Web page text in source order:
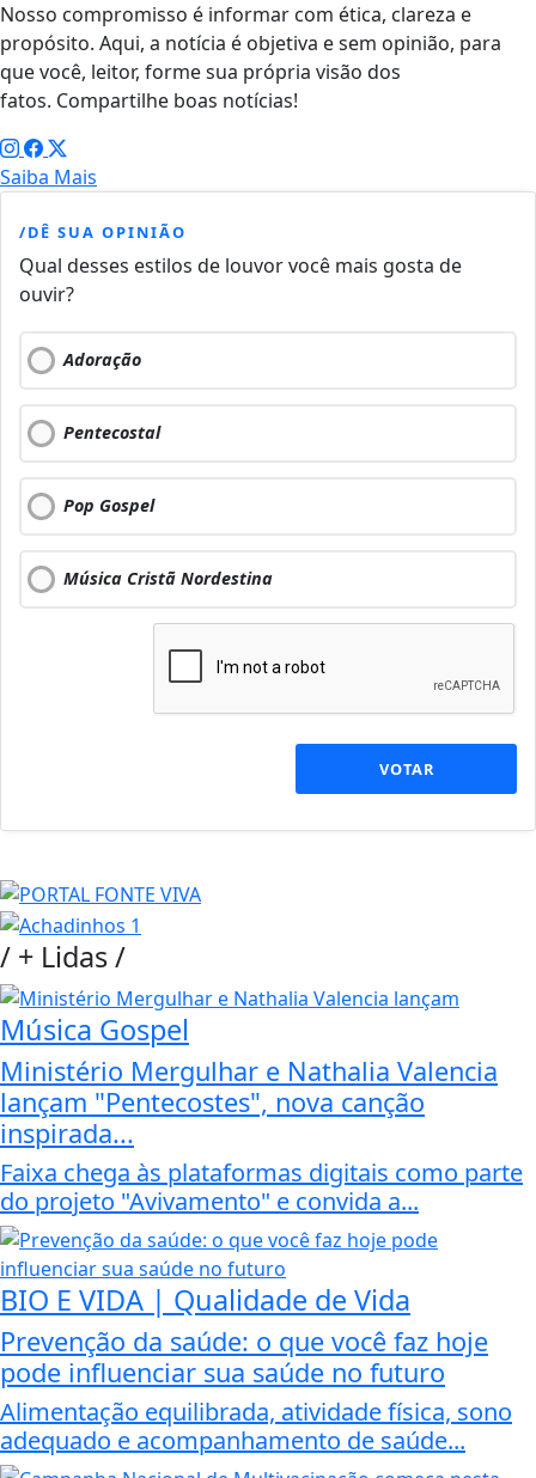
Nosso compromisso é informar com ética, clareza e
propósito. Aqui, a notícia é objetiva e sem opinião, para
que você, leitor, forme sua própria visão dos
fatos. Compartilhe boas notícias!
Saiba Mais
/DÊ SUA OPINIÃO
Qual desses estilos de louvor você mais gosta de
ouvir?
Adoração
Pentecostal
Pop Gospel
Música Cristã Nordestina
VOTAR
/ + Lidas/
Música Gospel
Ministério Mergulhar e Nathalia Valencia
lançam "Pentecostes", nova canção
inspirada...
Faixa chega às plataformas digitais como parte
do projeto "Avivamento" e convida a...
BIO E VIDA | Qualidade de Vida
Prevenção da saúde: o que você faz hoje
pode influenciar sua saúde no futuro
Alimentação equilibrada, atividade física, sono
adequado e acompanhamento de saúde...